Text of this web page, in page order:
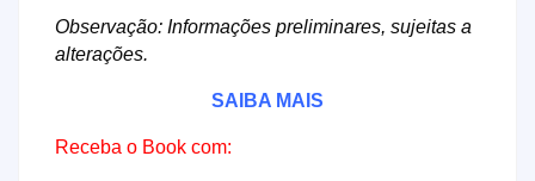
Observação: Informações preliminares, sujeitas a
alterações.
SAIBA MAIS
Receba o Book com: